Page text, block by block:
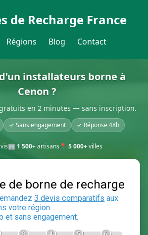
de Recharge France
Régions Blog Contact
installateurs borne à
Cenon ?
en 2 minutes — sans inscription.
✓ Sans engagement ✓ Réponse 48h
🏢 1 500+artisans 📍 5 000+villes
de borne de